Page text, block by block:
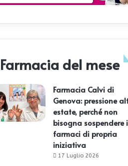
Farmacia del mese
Farmacia Calvi di
Genova: pressione
estate, perché non
bisogna sospendere i
farmaci di propria
iniziativa
17 Luglio 2026